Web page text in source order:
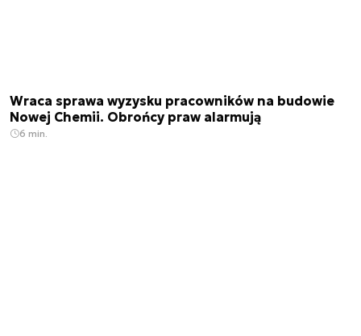
Wraca sprawa wyzysku pracowników na budowie
Nowej Chemii. Obrońcy praw alarmują
6 min.